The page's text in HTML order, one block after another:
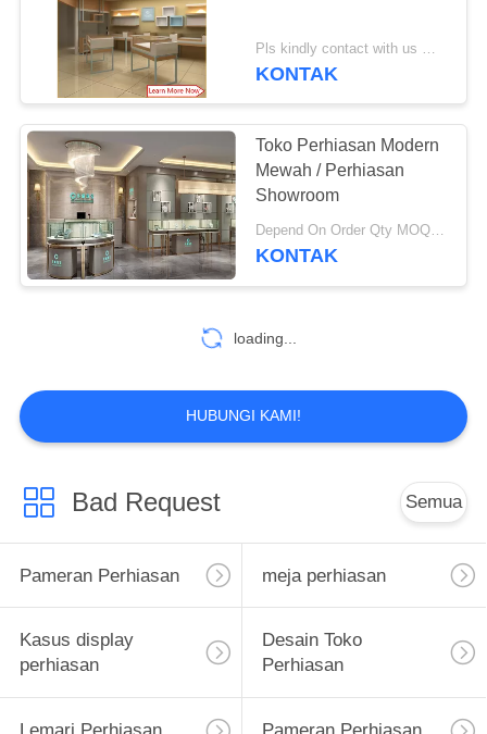
Pls kindly contact with us MOQ:5 PCS atau Seluruh Toko
KONTAK
Toko Perhiasan Modern
Mewah / Perhiasan
Showroom
Depend On Order Qty MOQ:1 Set (Seluruh Proyek Showroom)
KONTAK
loading...
HUBUNGI KAMI!
Bad Request Semua
Pameran Perhiasan meja perhiasan
Kasus display
perhiasan
Desain Toko
Perhiasan